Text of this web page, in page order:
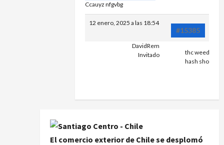
Ccauyz nfgvbg
12 enero, 2025 a las 18:54
#15385
DavidRem
Invitado
thc weed in
hash shop in
El comercio exterior de Chile se desplomó